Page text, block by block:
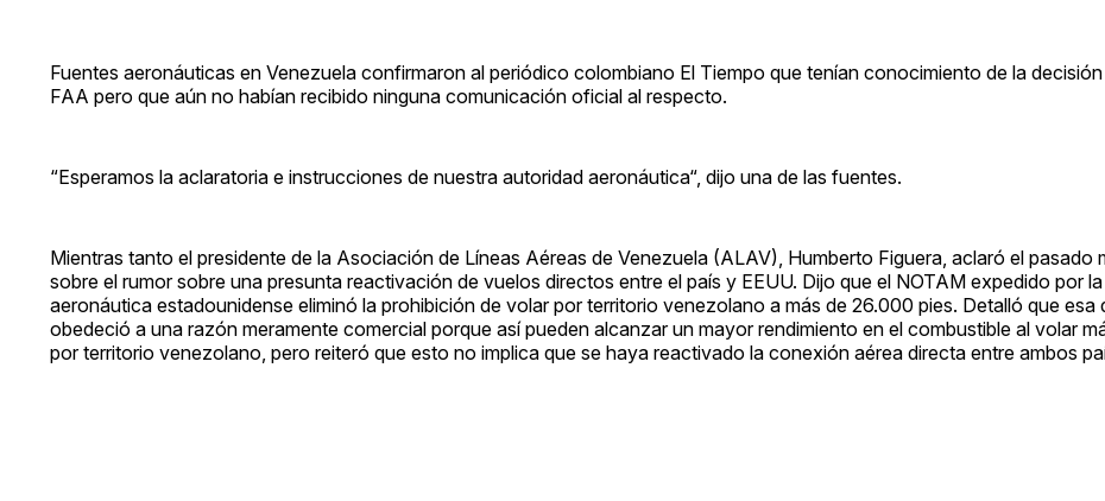
Fuentes aeronáuticas en Venezuela confirmaron al periódico colombiano El Tiempo que tenían conocimiento de la
FAA pero que aún no habían recibido ninguna comunicación oficial al respecto.
“Esperamos la aclaratoria e instrucciones de nuestra autoridad aeronáutica“, dijo una de las fuentes.
Mientras tanto el presidente de la Asociación de Líneas Aéreas de Venezuela (ALAV), Humberto Figuera, aclaró el pasado
sobre el rumor sobre una presunta reactivación de vuelos directos entre el país y EEUU. Dijo que el NOTAM expedido por
aeronáutica estadounidense eliminó la prohibición de volar por territorio venezolano a más de 26.000 pies. Detalló que esa
obedeció a una razón meramente comercial porque así pueden alcanzar un mayor rendimiento en el combustible al volar
por territorio venezolano, pero reiteró que esto no implica que se haya reactivado la conexión aérea directa entre ambos